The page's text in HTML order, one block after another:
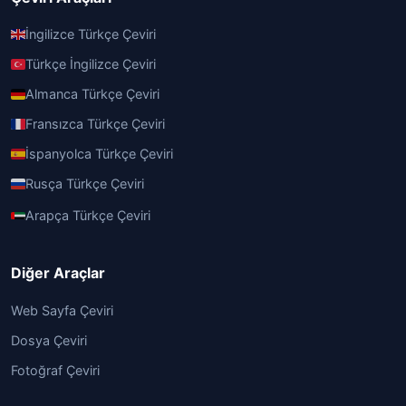
İngilizce Türkçe Çeviri
Türkçe İngilizce Çeviri
Almanca Türkçe Çeviri
Fransızca Türkçe Çeviri
İspanyolca Türkçe Çeviri
Rusça Türkçe Çeviri
Arapça Türkçe Çeviri
Diğer Araçlar
Web Sayfa Çeviri
Dosya Çeviri
Fotoğraf Çeviri